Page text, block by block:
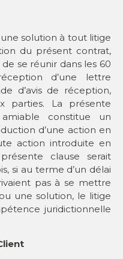
solution à tout litige
du présent contrat,
se réunir dans les 60
d’une lettre
d’avis de réception,
parties. La présente
constitue un
d’une action en
action introduite en
clause serait
si au terme d’un délai
pas à se mettre
une solution, le litige
juridictionnelle